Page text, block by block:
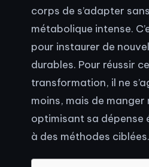
corps de s’adapter
métabolique intense.
pour instaurer de
durables. Pour réussir
transformation, il ne
moins, mais de manger
optimisant sa dépense
à des méthodes ciblées.